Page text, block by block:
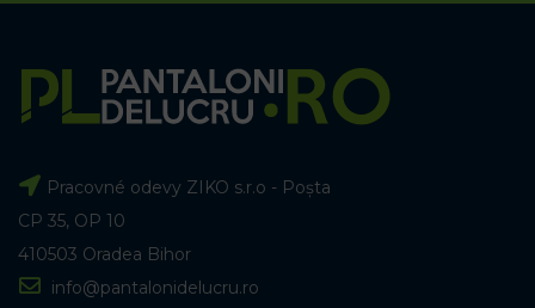
Pracovné odevy ZIKO s.r.o - Poșta
CP 35, OP 10
410503 Oradea Bihor
info@pantalonidelucru.ro